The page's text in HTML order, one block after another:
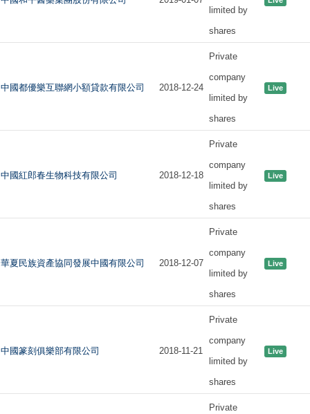
limited by
shares
中國都優樂互聯網小額貸款有限公司 2018-12-24
Private
company
limited by
shares
Live
中國紅郎春生物科技有限公司 2018-12-18
Private
company
limited by
shares
Live
華夏民族資產協同發展中國有限公司 2018-12-07
Private
company
limited by
shares
Live
中國篆刻俱樂部有限公司 2018-11-21
Private
company
limited by
shares
Live
Private